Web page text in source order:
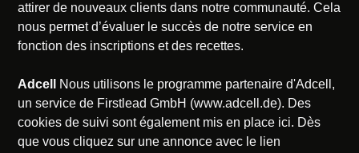
attirer de nouveaux clients dans notre communauté. Cela
nous permet d’évaluer le succès de notre service en
fonction des inscriptions et des recettes.
Adcell
Nous utilisons le programme partenaire d'Adcell,
un service de Firstlead GmbH (www.adcell.de). Des
cookies de suivi sont également mis en place ici. Dès
que vous cliquez sur une annonce avec le lien